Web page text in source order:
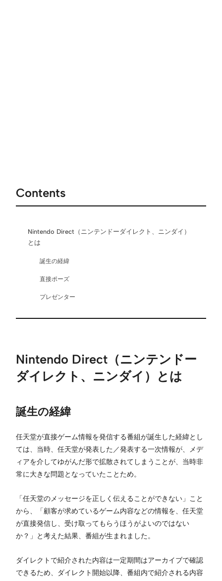
Contents
Nintendo Direct（ニンテンドーダイレクト、ニンダイ）
とは
誕生の経緯
直接ポーズ
プレゼンター
Nintendo Direct（ニンテンドー
ダイレクト、ニンダイ）とは
誕生の経緯
任天堂が直接ゲーム情報を発信する番組が誕生した経緯とし
ては、当時、任天堂が発表した／発表する一次情報が、メデ
ィアを介してゆがんだ形で拡散されてしまうことが、当時非
常に大きな問題となっていたことため。
「任天堂のメッセージを正しく伝えることができない」こと
から、「顧客が求めているゲーム内容などの情報を、任天堂
が直接発信し、受け取ってもらうほうがよいのではない
か？」と考えた結果、番組が生まれました。
ダイレクトで紹介された内容は一定期間はアーカイブで確認
できるため、ダイレクト開始以降、番組内で紹介される内容